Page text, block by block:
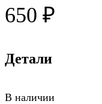
650 ₽
Детали
В наличии